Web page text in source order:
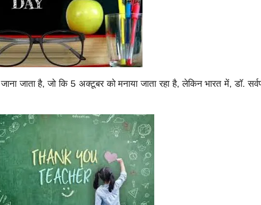
जाता है, जो कि 5 अक्टूबर को मनाया जाता रहा है, लेकिन भारत में, डॉ.